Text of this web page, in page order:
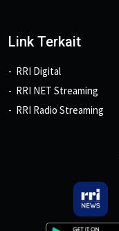
Link Terkait
RRI Digital
RRI NET Streaming
RRI Radio Streaming